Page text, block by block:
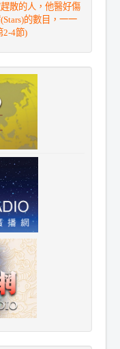
散的人，他醫好傷
的數目，一一
2-4節)